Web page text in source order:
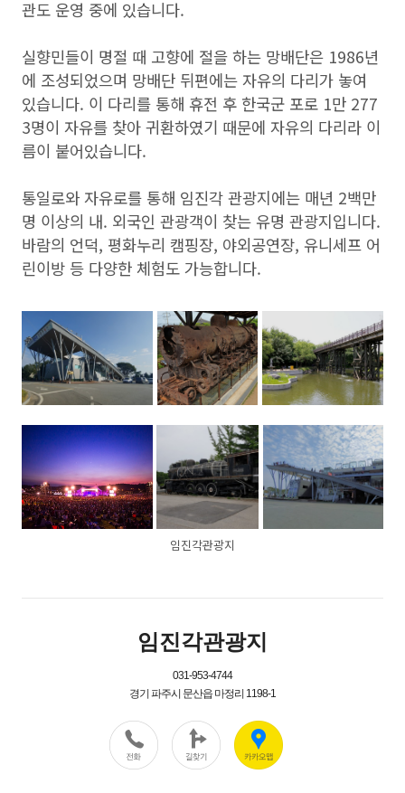
관도 운영 중에 있습니다.
실향민들이 명절 때 고향에 절을 하는 망배단은 1986년
에 조성되었으며 망배단 뒤편에는 자유의 다리가 놓여
있습니다. 이 다리를 통해 휴전 후 한국군 포로 1만 277
3명이 자유를 찾아 귀환하였기 때문에 자유의 다리라 이
름이 붙어있습니다.
통일로와 자유로를 통해 임진각 관광지에는 매년 2백만
명 이상의 내. 외국인 관광객이 찾는 유명 관광지입니다.
바람의 언덕, 평화누리 캠핑장, 야외공연장, 유니세프 어
린이방 등 다양한 체험도 가능합니다.
임진각관광지